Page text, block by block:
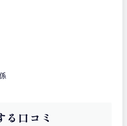
る口コミ